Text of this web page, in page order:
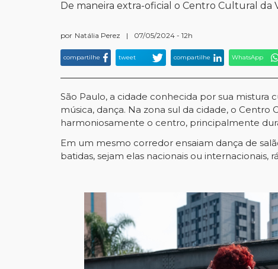
De maneira extra-oficial o Centro Cultural da
por Natália Perez | 07/05/2024 - 12h
compartilhe tweet compartilhe WhatsApp
São Paulo, a cidade conhecida por sua mistura
música, dança. Na zona sul da cidade, o
harmoniosamente o centro, principalmente
Em um mesmo corredor ensaiam dança de
batidas, sejam elas nacionais ou internacionais,